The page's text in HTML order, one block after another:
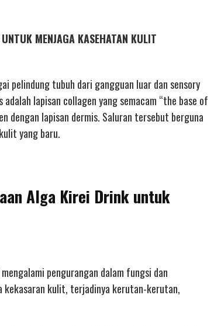
MENJAGA KASEHATAN KULIT
pelindung tubuh dari gangguan luar dan sensory
lapisan collagen yang semacam “the base of
dengan lapisan dermis. Saluran tersebut berguna
yang baru.
Alga Kirei Drink untuk
pengurangan dalam fungsi dan
kekasaran kulit, terjadinya kerutan-kerutan,